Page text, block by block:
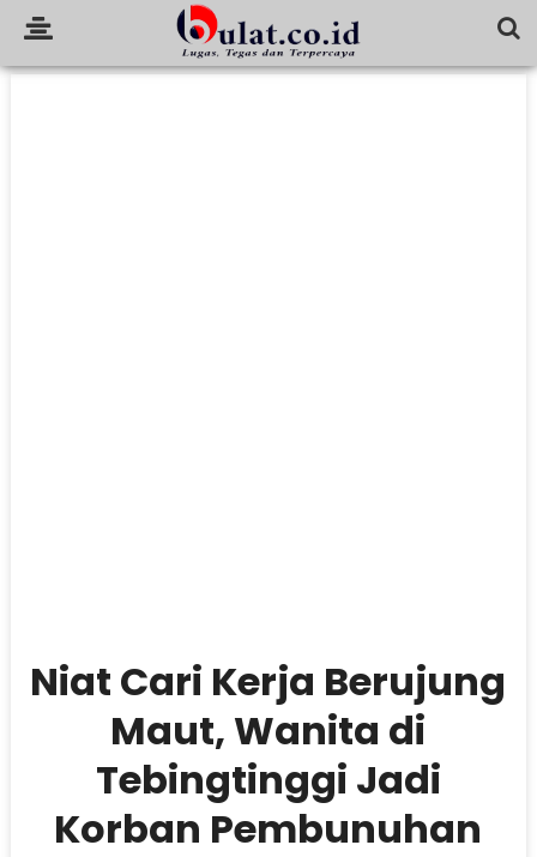
Niat Cari Kerja Berujung
Maut, Wanita di
Tebingtinggi Jadi
Korban Pembunuhan